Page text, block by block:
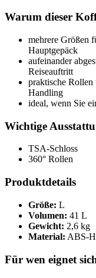
Warum dieser
mehrere Größen
Hauptgepäck
aufeinander
Reiseauftritt
praktische
Handling
ideal, wenn Sie
Wichtige
TSA-Schloss
360° Rollen
Produktdetails
Größe: L
Volumen: 41 L
Gewicht: 2,6 kg
Material: ABS-
Für wen eignet